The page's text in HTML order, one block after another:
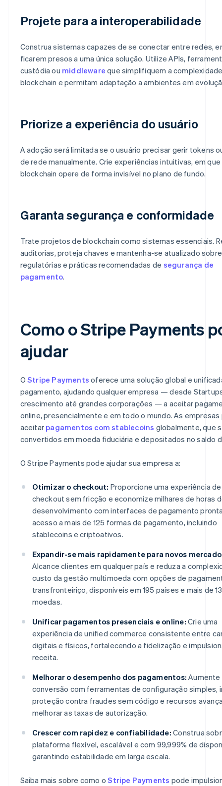
Projete para a interoperabilidade
Construa sistemas capazes de se conectar entre redes,
ficarem presos a uma única solução. Utilize APIs,
custódia ou middleware que simplifiquem a
blockchain e permitam adaptação a ambientes em
Priorize a experiência do usuário
A adoção será limitada se o usuário precisar gerir tokens
de rede manualmente. Crie experiências intuitivas, em que
blockchain opere de forma invisível no plano de fundo.
Garanta segurança e conformidade
Trate projetos de blockchain como sistemas essenciais.
auditorias, proteja chaves e mantenha-se atualizado
regulatórias e práticas recomendadas de segurança de
pagamento.
Como o Stripe Payments
ajudar
O Stripe Payments oferece uma solução global e
pagamento, ajudando qualquer empresa — desde
crescimento até grandes corporações — a aceitar
online, presencialmente e em todo o mundo. As
aceitar pagamentos com stablecoins globalmente, que
convertidos em moeda fiduciária e depositados no saldo
O Stripe Payments pode ajudar sua empresa a:
Otimizar o checkout: Proporcione uma experiência de
checkout sem fricção e economize milhares de horas
desenvolvimento com interfaces de pagamento
acesso a mais de 125 formas de pagamento, incluindo
stablecoins e criptoativos.
Expandir-se mais rapidamente para novos
Alcance clientes em qualquer país e reduza a
custo da gestão multimoeda com opções de
transfronteiriço, disponíveis em 195 países e mais de
moedas.
Unificar pagamentos presenciais e online: Crie uma
experiência de unified commerce consistente entre
digitais e físicos, fortalecendo a fidelização e
receita.
Melhorar o desempenho dos pagamentos: Aumente
conversão com ferramentas de configuração simples,
proteção contra fraudes sem código e recursos
melhorar as taxas de autorização.
Crescer com rapidez e confiabilidade: Construa
plataforma flexível, escalável e com 99,999% de
garantindo estabilidade em larga escala.
Saiba mais sobre como oStripe Payments pode